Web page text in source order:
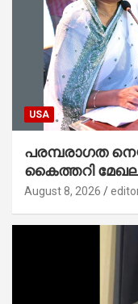
USA
പരമ്പരാഗത
കൈത്തറി
സാധ്യമാക്കും :
August 8, 2026